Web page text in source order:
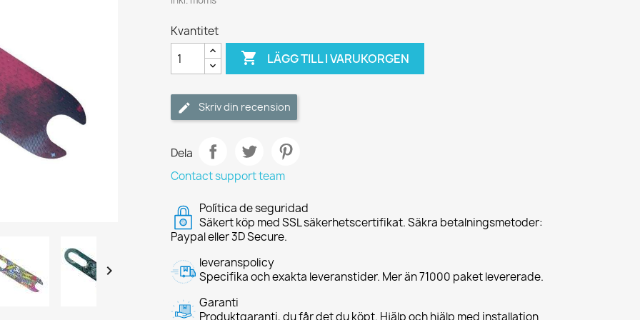

Kvantitet
 LÄGG TILL I VARUKORGEN
Skriv din recension
Dela
Contact support team
Política de seguridad
Säkert köp med SSL säkerhetscertifikat. Säkra betalningsmetoder:
Paypal eller 3D Secure.
leveranspolicy
Specifika och exakta leveranstider. Mer än 71000 paket levererade.
Garanti
Produktgaranti, du får det du köpt. Hjälp och hjälp med installation